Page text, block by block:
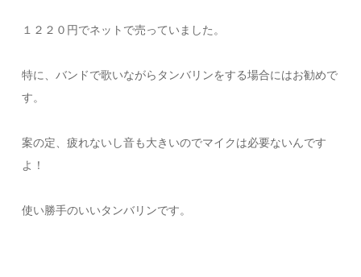
１２２０円でネットで売っていました。
特に、バンドで歌いながらタンバリンをする場合にはお勧めで
す。
案の定、疲れないし音も大きいのでマイクは必要ないんです
よ！
使い勝手のいいタンバリンです。